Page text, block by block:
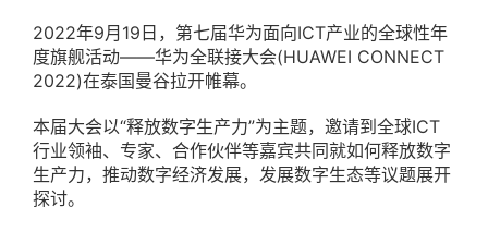
2022年9月19日，第七届华为面向ICT产业的全球性年
度旗舰活动——华为全联接大会(HUAWEI CONNECT
2022)在泰国曼谷拉开帷幕。
本届大会以“释放数字生产力”为主题，邀请到全球ICT
行业领袖、专家、合作伙伴等嘉宾共同就如何释放数字
生产力，推动数字经济发展，发展数字生态等议题展开
探讨。